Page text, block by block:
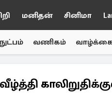
மனிதன் சினிமா
வணிகம்